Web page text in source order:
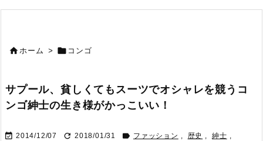
ホーム >  コンゴ
サプール、貧しくてもスーツでオシャレを競うコ
ンゴ紳士の生き様がかっこいい！
 2014/12/07  2018/01/31  ファッション , 歴史 , 紳士 ,